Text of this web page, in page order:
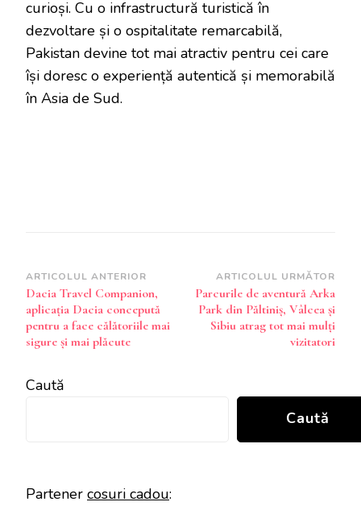
curioși. Cu o infrastructură turistică în
dezvoltare și o ospitalitate remarcabilă,
Pakistan devine tot mai atractiv pentru cei care
își doresc o experiență autentică și memorabilă
în Asia de Sud.
Navigare
în
articole
ARTICOLUL ANTERIOR
Dacia Travel Companion,
aplicația Dacia concepută
pentru a face călătoriile mai
sigure și mai plăcute
ARTICOLUL URMĂTOR
Parcurile de aventură Arka
Park din Păltiniș, Vâlcea și
Sibiu atrag tot mai mulți
vizitatori
Caută
Caută
Partener cosuri cadou: